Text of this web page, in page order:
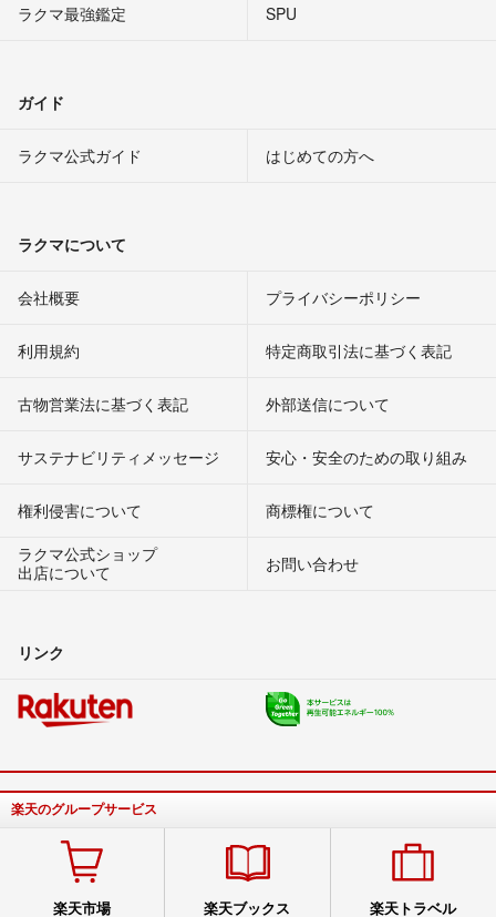
ラクマ最強鑑定
SPU
ガイド
ラクマ公式ガイド はじめての方へ
ラクマについて
会社概要 プライバシーポリシー
利用規約 特定商取引法に基づく表記
古物営業法に基づく表記 外部送信について
サステナビリティメッセージ 安心・安全のための取り組み
権利侵害について
商標権について
ラクマ公式ショップ
出店について
お問い合わせ
リンク
楽天のグループサービス
楽天市場 楽天ブックス 楽天トラベル